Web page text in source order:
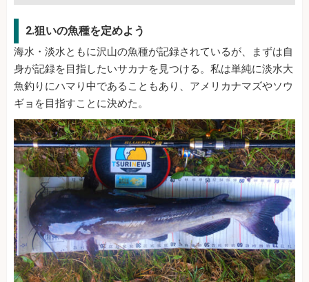
2.狙いの魚種を定めよう
海水・淡水ともに沢山の魚種が記録されているが、まずは自
身が記録を目指したいサカナを見つける。私は単純に淡水大
魚釣りにハマり中であることもあり、アメリカナマズやソウ
ギョを目指すことに決めた。